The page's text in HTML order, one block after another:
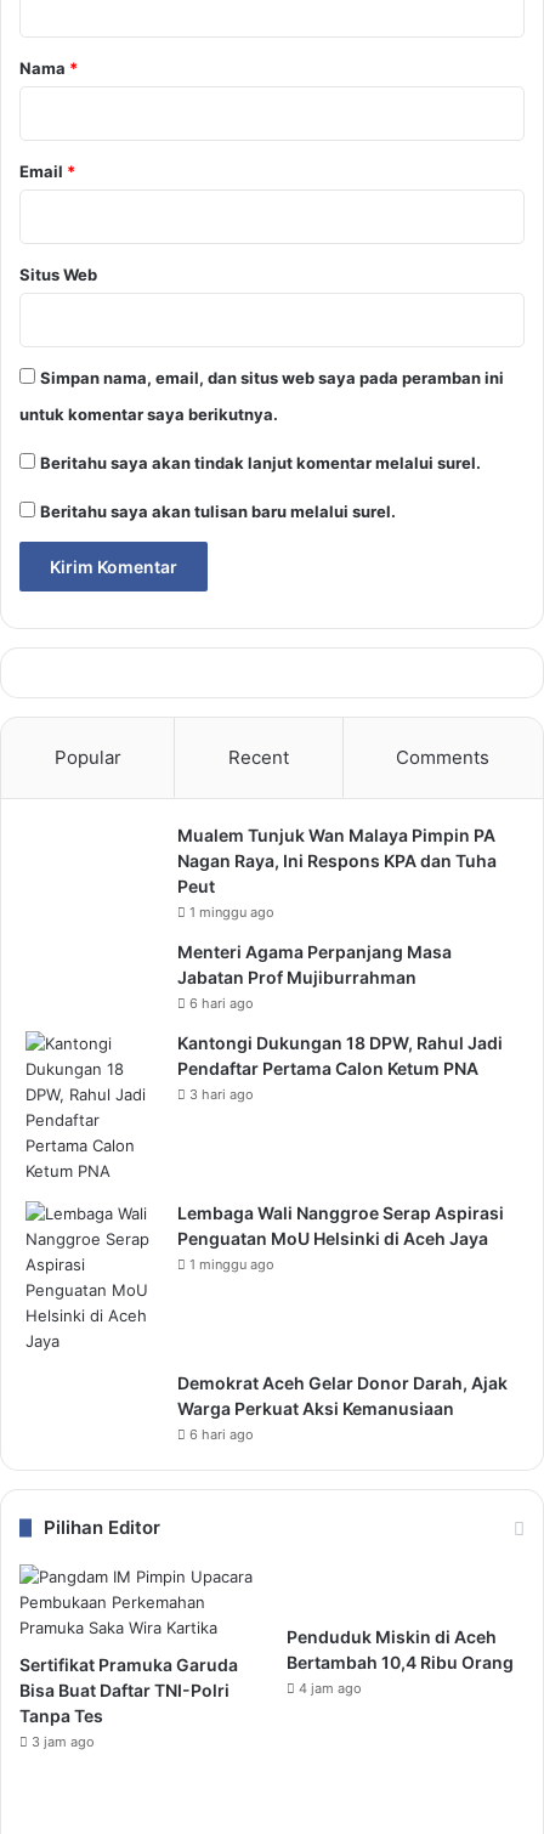
rNama *
Email *
Situs Web
Simpan nama, email, dan situs web saya pada peramban ini
untuk komentar saya berikutnya.
Beritahu saya akan tindak lanjut komentar melalui surel.
Beritahu saya akan tulisan baru melalui surel.
Popular Recent Comments
Mualem Tunjuk Wan Malaya Pimpin PA
Nagan Raya, Ini Respons KPA dan Tuha
Peut
1 minggu ago
Menteri Agama Perpanjang Masa
Jabatan Prof Mujiburrahman
6 hari ago
Kantongi Dukungan 18 DPW, Rahul Jadi
Pendaftar Pertama Calon Ketum PNA
3 hari ago
Lembaga Wali Nanggroe Serap Aspirasi
Penguatan MoU Helsinki di Aceh Jaya
1 minggu ago
Demokrat Aceh Gelar Donor Darah, Ajak
Warga Perkuat Aksi Kemanusiaan
6 hari ago
Pilihan Editor
Sertifikat Pramuka Garuda
Bisa Buat Daftar TNI-Polri
Tanpa Tes
3 jam ago
Penduduk Miskin di Aceh
Bertambah 10,4 Ribu Orang
4 jam ago